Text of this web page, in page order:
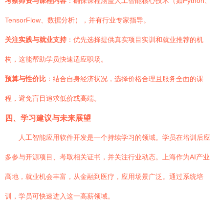
TensorFlow、数据分析），并有行业专家指导。
关注实践与就业支持 ：优先选择提供真实项目实训和就业推荐的机
构，这能帮助学员快速适应职场。
预算与性价比 ：结合自身经济状况，选择价格合理且服务全面的课
程，避免盲目追求低价或高端。
四、学习建议与未来展望
人工智能应用软件开发是一个持续学习的领域。学员在培训后应
多参与开源项目、考取相关证书，并关注行业动态。上海作为AI产业
高地，就业机会丰富，从金融到医疗，应用场景广泛。通过系统培
训，学员可快速进入这一高薪领域。